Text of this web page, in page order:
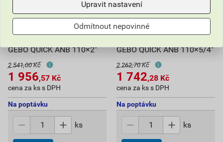
GEBO QUICK ANB 110×2"
2 541,00 Kč
1 956,57 Kč
cena za ks s DPH
Na poptávku
ks
GEBO QUICK ANB 110×5/4"
2 262,70 Kč
1 742,28 Kč
cena za ks s DPH
Na poptávku
ks
Upravit nastavení
Odmítnout nepovinné